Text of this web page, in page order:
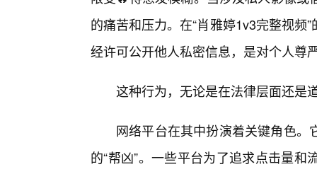
的痛苦和压力。在“肖雅婷1v3完整视频
经许可公开他人私密信息，是对个人尊
这种行为，无论是在法律层面还是
网络平台在其中扮演着关键角色
的“帮凶”。一些平台为了追求点击量